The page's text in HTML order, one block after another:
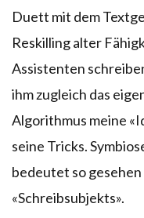
Duett mit dem
Reskilling alter
Assistenten
ihm zugleich das
Algorithmus meine
seine Tricks.
bedeutet so
«Schreibsubjekts».